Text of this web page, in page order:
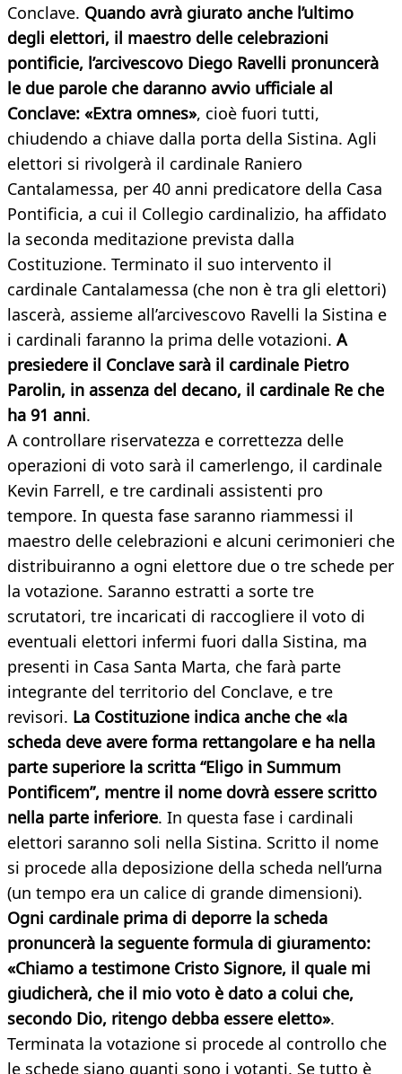
Conclave. Quando avrà giurato anche l’ultimo
degli elettori, il maestro delle celebrazioni
pontificie, l’arcivescovo Diego Ravelli pronuncerà
le due parole che daranno avvio ufficiale al
Conclave: «Extra omnes», cioè fuori tutti,
chiudendo a chiave dalla porta della Sistina. Agli
elettori si rivolgerà il cardinale Raniero
Cantalamessa, per 40 anni predicatore della Casa
Pontificia, a cui il Collegio cardinalizio, ha affidato
la seconda meditazione prevista dalla
Costituzione. Terminato il suo intervento il
cardinale Cantalamessa (che non è tra gli elettori)
lascerà, assieme all’arcivescovo Ravelli la Sistina e
i cardinali faranno la prima delle votazioni. A
presiedere il Conclave sarà il cardinale Pietro
Parolin, in assenza del decano, il cardinale Re che
ha 91 anni.
A controllare riservatezza e correttezza delle
operazioni di voto sarà il camerlengo, il cardinale
Kevin Farrell, e tre cardinali assistenti pro
tempore. In questa fase saranno riammessi il
maestro delle celebrazioni e alcuni cerimonieri che
distribuiranno a ogni elettore due o tre schede per
la votazione. Saranno estratti a sorte tre
scrutatori, tre incaricati di raccogliere il voto di
eventuali elettori infermi fuori dalla Sistina, ma
presenti in Casa Santa Marta, che farà parte
integrante del territorio del Conclave, e tre
revisori. La Costituzione indica anche che «la
scheda deve avere forma rettangolare e ha nella
parte superiore la scritta “Eligo in Summum
Pontificem”, mentre il nome dovrà essere scritto
nella parte inferiore. In questa fase i cardinali
elettori saranno soli nella Sistina. Scritto il nome
si procede alla deposizione della scheda nell’urna
(un tempo era un calice di grande dimensioni).
Ogni cardinale prima di deporre la scheda
pronuncerà la seguente formula di giuramento:
«Chiamo a testimone Cristo Signore, il quale mi
giudicherà, che il mio voto è dato a colui che,
secondo Dio, ritengo debba essere eletto».
Terminata la votazione si procede al controllo che
le schede siano quanti sono i votanti. Se tutto è